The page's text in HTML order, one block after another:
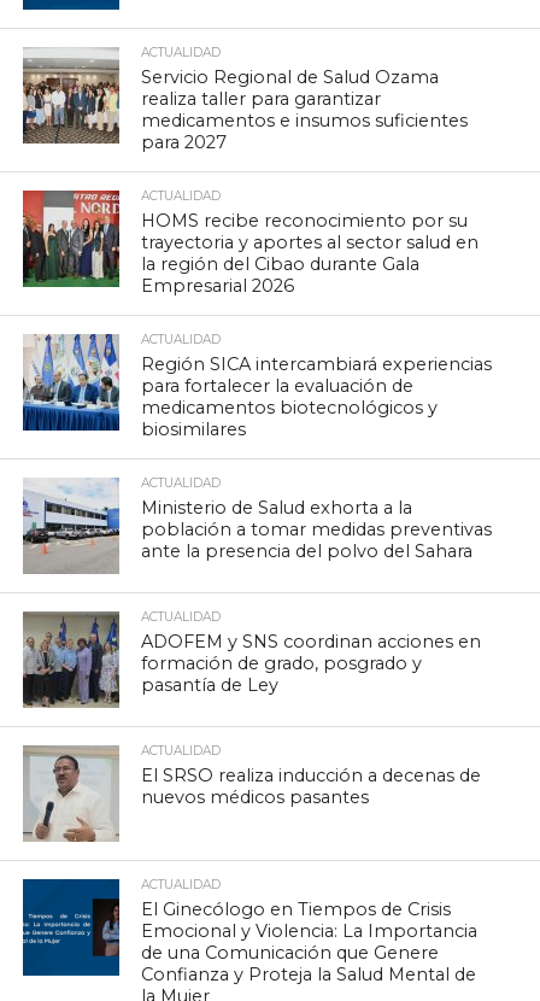
ACTUALIDAD
Servicio Regional de Salud Ozama
realiza taller para garantizar
medicamentos e insumos suficientes
para 2027
ACTUALIDAD
HOMS recibe reconocimiento por su
trayectoria y aportes al sector salud en
la región del Cibao durante Gala
Empresarial 2026
ACTUALIDAD
Región SICA intercambiará experiencias
para fortalecer la evaluación de
medicamentos biotecnológicos y
biosimilares
ACTUALIDAD
Ministerio de Salud exhorta a la
población a tomar medidas preventivas
ante la presencia del polvo del Sahara
ACTUALIDAD
ADOFEM y SNS coordinan acciones en
formación de grado, posgrado y
pasantía de Ley
ACTUALIDAD
El SRSO realiza inducción a decenas de
nuevos médicos pasantes
ACTUALIDAD
El Ginecólogo en Tiempos de Crisis
Emocional y Violencia: La Importancia
de una Comunicación que Genere
Confianza y Proteja la Salud Mental de
la Mujer